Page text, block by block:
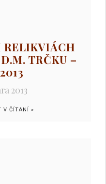
RELIKVIÁCH
TRČKU –
2013
V ČÍTANÍ »